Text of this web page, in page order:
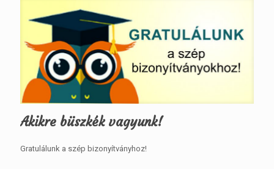
Akikre büszkék vagyunk!
Gratulálunk a szép bizonyítványhoz!